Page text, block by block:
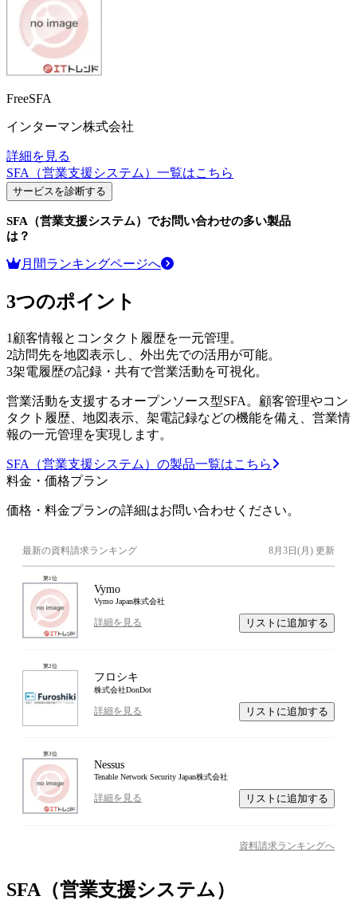
FreeSFA
インターマン株式会社
詳細を見る
SFA（営業支援システム） 一覧はこちら
サービスを診断する
SFA（営業支援システム） でお問い合わせの多い製品
は？
月間ランキングページへ
3つのポイント
1 顧客情報とコンタクト履歴を一元管理。
2訪問先を地図表示し、外出先での活用が可能。
3架電履歴の記録・共有で営業活動を可視化。
営業活動を支援するオープンソース型SFA。顧客管理やコン
タクト履歴、地図表示、架電記録などの機能を備え、営業情
報の一元管理を実現します。
SFA（営業支援システム）の製品一覧はこちら
料金・価格プラン
価格・料金プランの詳細はお問い合わせください。
最新の資料請求ランキング 8月3日(月) 更新
第1位
Vymo
Vymo Japan株式会社
詳細を見る リストに追加する
第2位
フロシキ
株式会社DonDot
詳細を見る リストに追加する
第3位
Nessus
Tenable Network Security Japan株式会社
詳細を見る リストに追加する
資料請求ランキングへ
SFA（営業支援システム）